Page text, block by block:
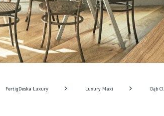
FertigDeska Luxury Luxury Maxi Dąb